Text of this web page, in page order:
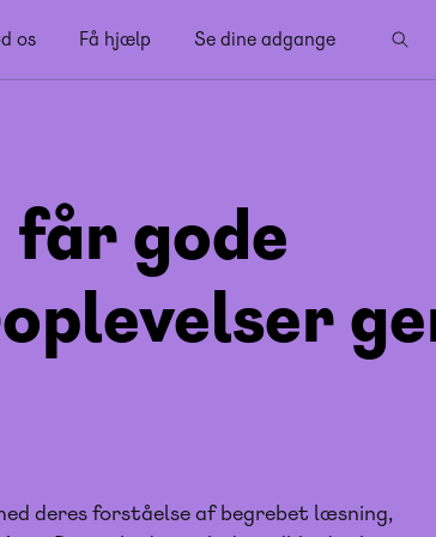
os Få hjælp Se dine adgange
Header
gode
deres forståelse af begrebet læsning,